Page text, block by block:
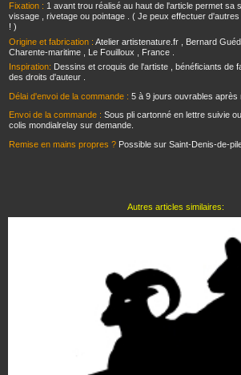
Fixation : 1 avant trou réalisé au haut de l'article permet sa
vissage , rivetage ou pointage . ( Je peux effectuer
! )
Origine et fabrication : Atelier artistenature.fr , Bernard
Charente-maritime , Le Fouilloux , France .
Inspiration: Dessins et croquis de l'artiste , bénéficiants de
des droits d'auteur .
Délai d'envoi de la commande : 5 à 9 jours ouvrables après
Envoi de la commande : Sous pli cartonné en lettre suivie
colis mondialrelay sur demande.
Remise en mains propres ? Possible sur Saint-Denis-de-
Autres articles similaires: